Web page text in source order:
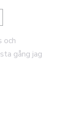
och
gång jag